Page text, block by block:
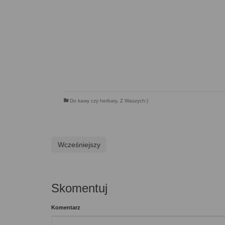
Do kawy czy herbaty, Z Waszych:)
Wcześniejszy
Skomentuj
Komentarz